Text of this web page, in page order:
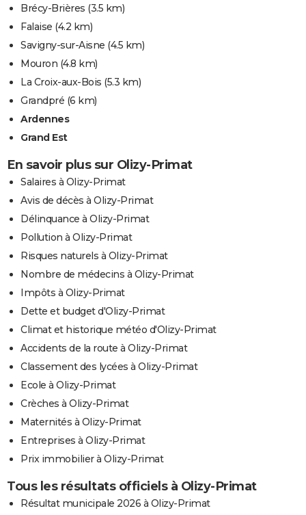
Brécy-Brières (3.5 km)
Falaise (4.2 km)
Savigny-sur-Aisne (4.5 km)
Mouron (4.8 km)
La Croix-aux-Bois (5.3 km)
Grandpré (6 km)
Ardennes
Grand Est
En savoir plus sur Olizy-Primat
Salaires à Olizy-Primat
Avis de décès à Olizy-Primat
Délinquance à Olizy-Primat
Pollution à Olizy-Primat
Risques naturels à Olizy-Primat
Nombre de médecins à Olizy-Primat
Impôts à Olizy-Primat
Dette et budget d'Olizy-Primat
Climat et historique météo d'Olizy-Primat
Accidents de la route à Olizy-Primat
Classement des lycées à Olizy-Primat
Ecole à Olizy-Primat
Crèches à Olizy-Primat
Maternités à Olizy-Primat
Entreprises à Olizy-Primat
Prix immobilier à Olizy-Primat
Tous les résultats officiels à Olizy-Primat
Résultat municipale 2026 à Olizy-Primat